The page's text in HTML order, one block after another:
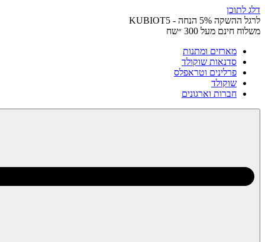
דלג לתוכן
לרגל ההשקה 5% הנחה - KUBIOT5
משלוח חינם מעל 300 ״שח
מארזים ומתנות
סדנאות שוקולד
פרלינים וטראפלס
שוקולד
חברות וארגונים